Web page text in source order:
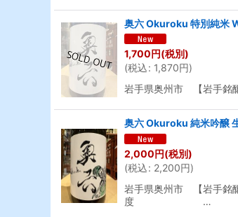
奥六 Okuroku 特別純
1,700円(税別)
(税込: 1,870円)
岩手県奥州市 【岩手銘
奥六 Okuroku 純米吟醸
2,000円(税別)
(税込: 2,200円)
岩手県奥州市 【岩手銘
度 …